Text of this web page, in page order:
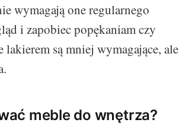
wymagają one regularnego
i zapobiec popękaniam czy
są mniej wymagające, ale
meble do wnętrza?